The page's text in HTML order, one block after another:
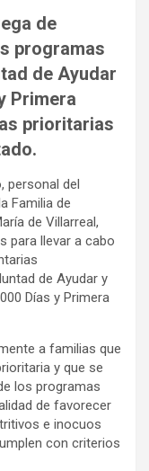
de
programas
de Ayudar
Primera
prioritarias
personal del
Familia de
de Villarreal,
para llevar a cabo
de Ayudar y
Días y Primera
a familias que
y que se
los programas
de favorecer
e inocuos
con criterios